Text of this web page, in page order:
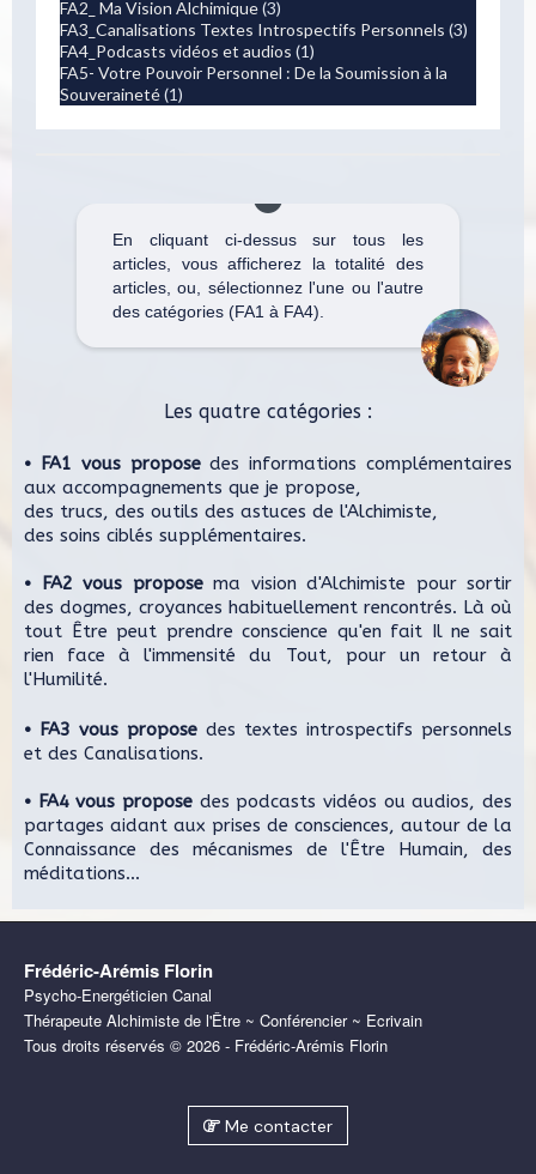
FA2_ Ma Vision Alchimique(3)
FA3_Canalisations Textes Introspectifs Personnels (3)
FA4_Podcasts vidéos et audios (1)
FA5- Votre Pouvoir Personnel : De la Soumission à la
Souveraineté(1)
En cliquant ci-dessus sur tous les
articles, vous afficherez la totalité des
articles, ou, sélectionnez l'une ou l'autre
des catégories (FA1 à FA4).
Les quatre catégories :
• FA1 vous proposedes informations complémentaires
aux accompagnements que je propose,
des trucs, des outils des astuces de l'Alchimiste,
des soins ciblés supplémentaires.
• FA2 vous proposema vision d'Alchimiste pour sortir
des dogmes, croyances habituellement rencontrés. Là où
tout Être peut prendre conscience qu'en fait Il ne sait
rien face à l'immensité du Tout, pour un retour à
l'Humilité.
• FA3 vous propose des textes introspectifs personnels
et des Canalisations.
• FA4 vous propose des podcasts vidéos ou audios, des
partages aidant aux prises de consciences, autour de la
Connaissance des mécanismes de l'Être Humain, des
méditations...
Frédéric-Arémis Florin
Psycho-Energéticien Canal
Thérapeute Alchimiste de l'Être ~ Conférencier ~ Ecrivain
Tous droits réservés © 2026 - Frédéric-Arémis Florin
Me contacter